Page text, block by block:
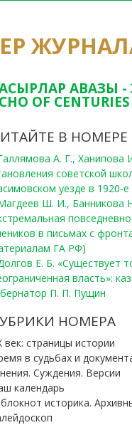
АВАЗЫ -
OF
В НОМЕРЕ
А. Г.,
советской
уезде в 1920-е
Ш. И., Банникова
в письмах с
ГА РФ)
Е. Б. «Существует
власть»:
П. П. Пущин
НОМЕРА
век: страницы истории
в судьбах и
Суждения. Версии
календарь
историка.